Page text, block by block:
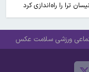
ترا را راه‌اندازی کرد
ورزشی سلامت عکس